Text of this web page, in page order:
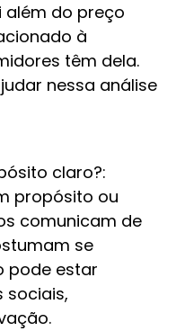
além do preço
à
têm dela.
nessa análise
claro?:
propósito ou
comunicam de
se
pode estar
sociais,